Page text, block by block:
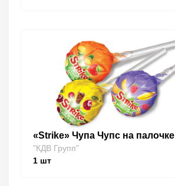
«Strike» Чупа Чупс на палочке
"КДВ Групп"
1 шт